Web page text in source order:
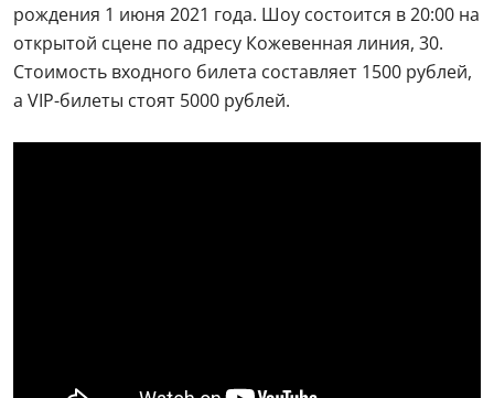
рождения 1 июня 2021 года. Шоу состоится в 20:00 на
открытой сцене по адресу Кожевенная линия, 30.
Стоимость входного билета составляет 1500 рублей,
а VIP-билеты стоят 5000 рублей.